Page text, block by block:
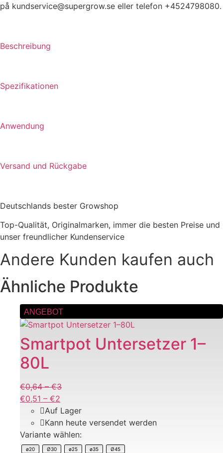
på kundservice@supergrow.se eller telefon +4524798080.
Beschreibung
Spezifikationen
Anwendung
Versand und Rückgabe
Deutschlands bester Growshop
Top-Qualität, Originalmarken, immer die besten Preise und
unser freundlicher Kundenservice
Andere Kunden kaufen auch
Ähnliche Produkte
ANGEBOT
Smartpot Untersetzer 1–
80L
€0,64 –€3
bis
€3
€0,51 – €2
€0,51
bis
€2
ø20 Ø30 ø25 ø35 Ø45
Auf Lager
Kann heute versendet werden
Variante wählen:
Dieses
Produkt
mehrere
Varianten
auf.
Die
Optionen
können
der